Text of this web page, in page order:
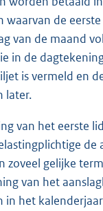
waarvan de
van de maand
in de
is vermeld en
later.
van het eerste
de
zoveel gelijke
van het
in het